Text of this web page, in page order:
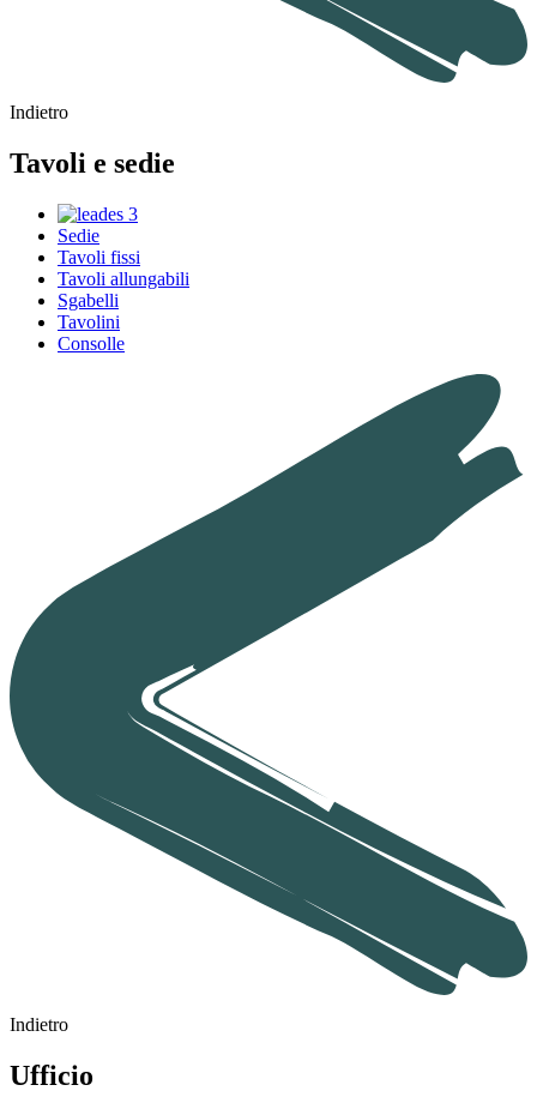
Indietro
Tavoli e sedie
Sedie
Tavoli fissi
Tavoli allungabili
Sgabelli
Tavolini
Consolle
Indietro
Ufficio